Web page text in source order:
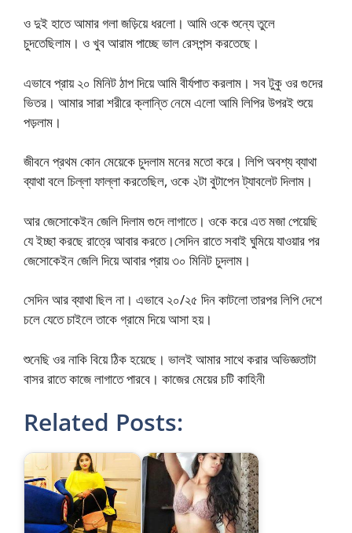
ও দুই হাতে আমার গলা জড়িয়ে ধরলো। আমি ওকে শুন্যে তুলে
চুদতেছিলাম। ও খুব আরাম পাচ্ছে ভাল রেসপন্স করতেছে।
এভাবে প্রায় ২০ মিনিট ঠাপ দিয়ে আমি বীর্যপাত করলাম। সব টুকু ওর গুদের
ভিতর। আমার সারা শরীরে ক্লান্তি নেমে এলো আমি লিপির উপরই শুয়ে
পড়লাম।
জীবনে প্রথম কোন মেয়েকে চুদলাম মনের মতো করে। লিপি অবশ্য ব্যাথা
ব্যাথা বলে চিল্লা ফাল্লা করতেছিল, ওকে ২টা বুটাপেন ট্যাবলেট দিলাম।
আর জেসোকেইন জেলি দিলাম গুদে লাগাতে। ওকে করে এত মজা পেয়েছি
যে ইচ্ছা করছে রাত্রে আবার করতে।সেদিন রাতে সবাই ঘুমিয়ে যাওয়ার পর
জেসোকেইন জেলি দিয়ে আবার প্রায় ৩০ মিনিট চুদলাম।
সেদিন আর ব্যাথা ছিল না। এভাবে ২০/২৫ দিন কাটলো তারপর লিপি দেশে
চলে যেতে চাইলে তাকে গ্রামে দিয়ে আসা হয়।
শুনেছি ওর নাকি বিয়ে ঠিক হয়েছে। ভালই আমার সাথে করার অভিজ্ঞতাটা
বাসর রাতে কাজে লাগাতে পারবে। কাজের মেয়ের চটি কাহিনী
Related Posts: